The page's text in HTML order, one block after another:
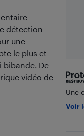
détection
une
le plus et
bibande. De
vidéo de
Une
Voir